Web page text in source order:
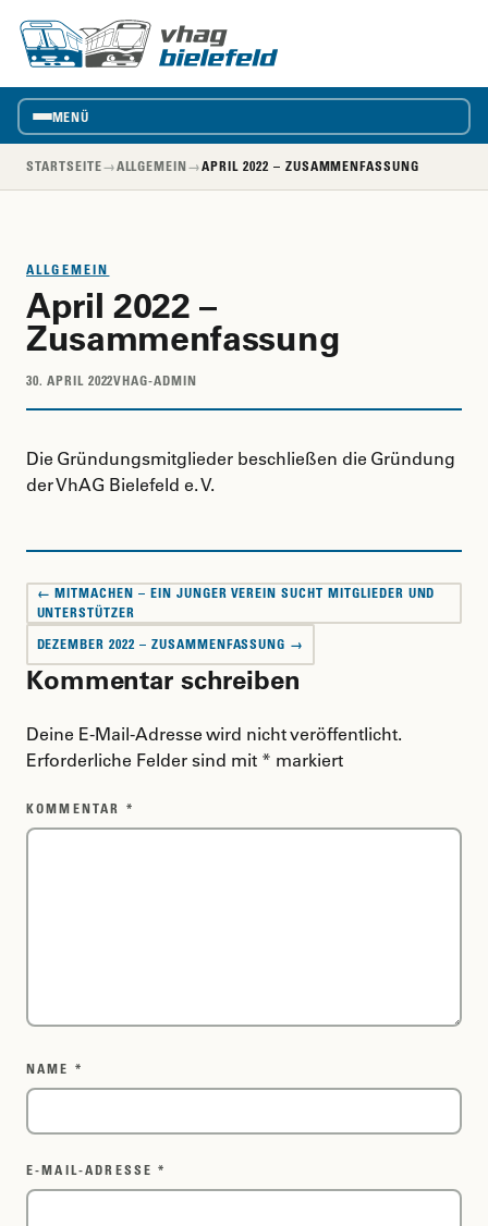
MENÜ
STARTSEITE→ALLGEMEIN→APRIL 2022 – ZUSAMMENFASSUNG
ALLGEMEIN
April 2022 –
Zusammenfassung
30. APRIL 2022VHAG-ADMIN
Die Gründungsmitglieder beschließen die Gründung
der VhAG Bielefeld e. V.
Beitragsnavigation
← MITMACHEN – EIN JUNGER VEREIN SUCHT MITGLIEDER UND
UNTERSTÜTZER
DEZEMBER 2022 – ZUSAMMENFASSUNG →
Kommentar schreiben
Deine E-Mail-Adresse wird nicht veröffentlicht.
Erforderliche Felder sind mit * markiert
KOMMENTAR *
NAME *
E-MAIL-ADRESSE*